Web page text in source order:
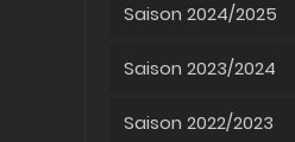
Saison 2024/2025
Saison 2023/2024
Saison 2022/2023